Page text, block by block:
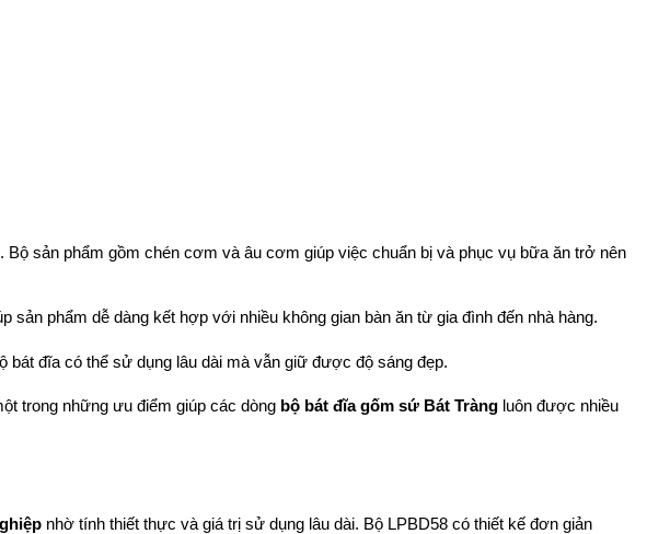
. Bộ sản phẩm gồm chén cơm và âu cơm giúp việc chuẩn bị và phục vụ bữa ăn trở nên
phẩm dễ dàng kết hợp với nhiều không gian bàn ăn từ gia đình đến nhà hàng.
bát đĩa có thể sử dụng lâu dài mà vẫn giữ được độ sáng đẹp.
trong những ưu điểm giúp các dòng bộ bát đĩa gốm sứ Bát Tràng luôn được nhiều
nhờ tính thiết thực và giá trị sử dụng lâu dài. Bộ LPBD58 có thiết kế đơn giản